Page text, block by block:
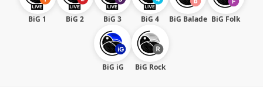
BiG 1 BiG 2 BiG 3 BiG 4 BiG Balade BiG Folk
BiG iG BiG Rock